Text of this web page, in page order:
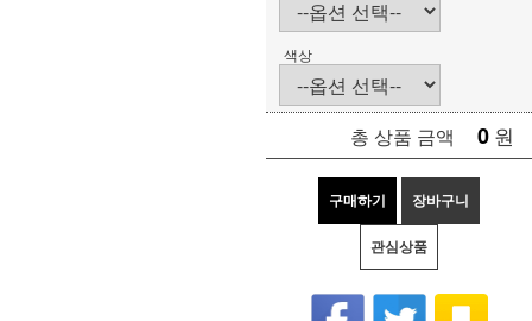
색상
총 상품 금액 0 원
구매하기 장바구니
관심상품